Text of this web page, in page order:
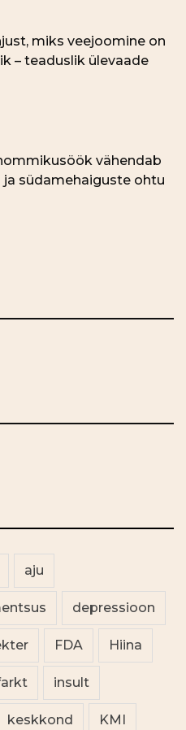
miks veejoomine on
– teaduslik ülevaade
vähendab
ja südamehaiguste ohtu
aju
depressioon
FDA Hiina
insult
keskkond KMI